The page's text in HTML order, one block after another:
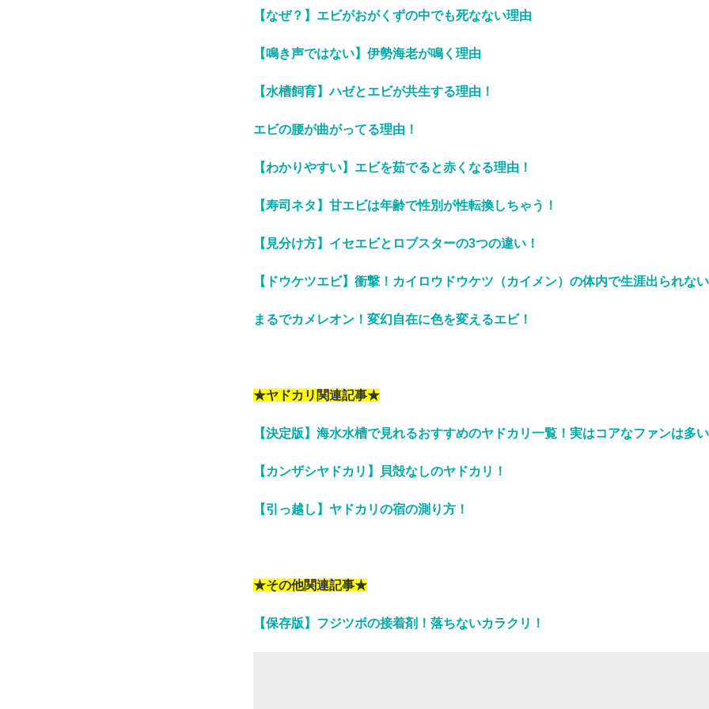
【なぜ？】エビがおがくずの中でも死なない理由
【鳴き声ではない】伊勢海老が鳴く理由
【水槽飼育】ハゼとエビが共生する理由！
エビの腰が曲がってる理由！
【わかりやすい】エビを茹でると赤くなる理由！
【寿司ネタ】甘エビは年齢で性別が性転換しちゃう！
【見分け方】イセエビとロブスターの3つの違い！
【ドウケツエビ】衝撃！カイロウドウケツ（カイメン）の体内で生涯出られな
まるでカメレオン！変幻自在に色を変えるエビ！
★ヤドカリ関連記事★
【決定版】海水水槽で見れるおすすめのヤドカリ一覧！実はコアなファンは多
【カンザシヤドカリ】貝殻なしのヤドカリ！
【引っ越し】ヤドカリの宿の測り方！
★その他関連記事★
【保存版】フジツボの接着剤！落ちないカラクリ！